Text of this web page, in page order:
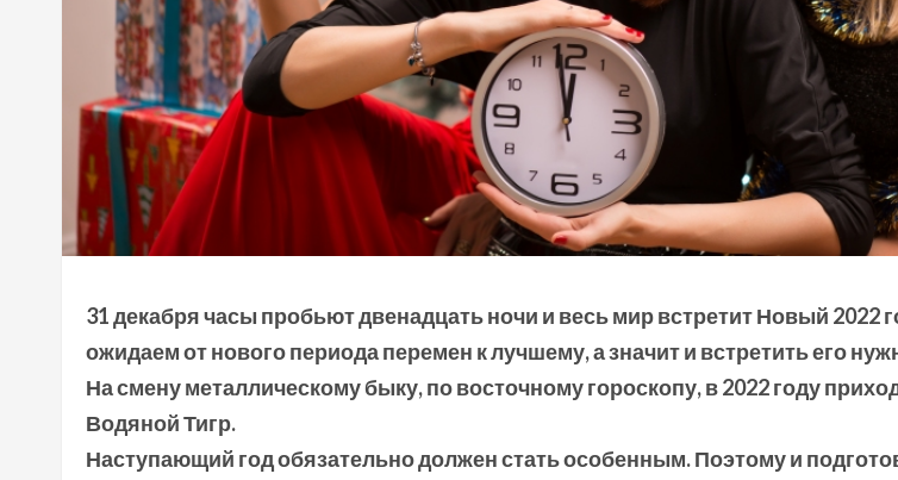
31 декабря часы пробьют двенадцать ночи и весь мир встретит Новый 2022
ожидаем от нового периода перемен к лучшему, а значит и встретить его
На смену металлическому быку, по восточному гороскопу, в 2022 году
Водяной Тигр.
Наступающий год обязательно должен стать особенным. Поэтому и